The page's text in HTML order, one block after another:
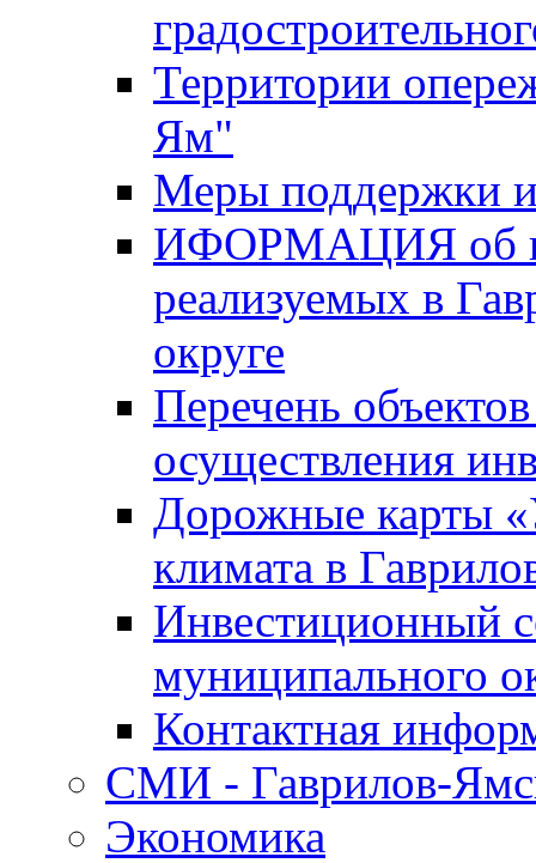
Территории
Ям"
Меры поддержки
ИФОРМАЦИЯ об
реализуемых в
округе
Перечень
осуществления
Дорожные карты
климата в
Инвестиционный
муниципального
Контактная
СМИ - Гаврилов-
Экономика